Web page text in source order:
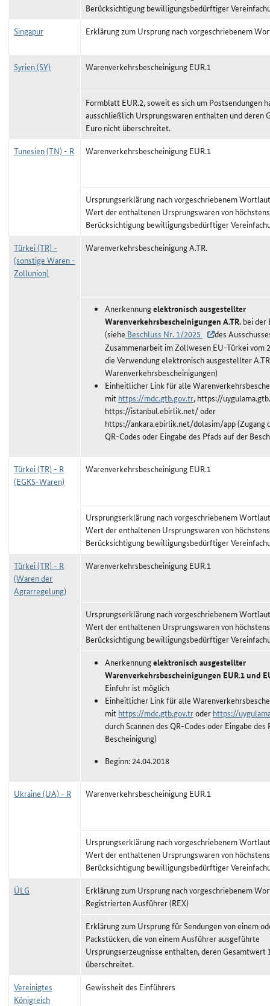
Berücksichtigung bewilligungsbedürftiger
Singapur
Erklärung zum Ursprung nach vorgeschriebenem
Syrien (SY) Warenverkehrsbescheinigung EUR.1
Formblatt EUR.2, soweit es sich um Postsendungen
ausschließlich Ursprungswaren enthalten und deren
Euro nicht überschreitet.
Tunesien (TN) - R
Warenverkehrsbescheinigung EUR.1
Ursprungserklärung nach vorgeschriebenem
Wert der enthaltenen Ursprungswaren von
Berücksichtigung bewilligungsbedürftiger
Türkei (TR) -
(sonstige Waren -
Zollunion)
Warenverkehrsbescheinigung A.TR.
Anerkennungelektronisch ausgestellter
Warenverkehrsbescheinigungen A.TR. bei der
(siehe Beschluss Nr. 1/2025
des
Zusammenarbeit im Zollwesen EU-Türkei vom
die Verwendung elektronisch ausgestellter
Warenverkehrsbescheinigungen)
Einheitlicher Link für alle
mit https://mdc.gtb.gov.tr, https://
https://istanbul.ebirlik.net/ oder
https://ankara.ebirlik.net/dolasim/app (Zugang
QR-Codes oder Eingabe des Pfads auf der
Türkei (TR) - R
(EGKS-Waren)
Warenverkehrsbescheinigung EUR.1
Ursprungserklärung nach vorgeschriebenem
Wert der enthaltenen Ursprungswaren von
Berücksichtigung bewilligungsbedürftiger
Türkei (TR) - R
(Waren der
Agrarregelung)
Warenverkehrsbescheinigung EUR.1
Ursprungserklärung nach vorgeschriebenem
Wert der enthaltenen Ursprungswaren von
Berücksichtigung bewilligungsbedürftiger
Anerkennungelektronisch ausgestellter
Warenverkehrsbescheinigungen EUR.1 und
Einfuhr ist möglich
Einheitlicher Link für alle
mit https://mdc.gtb.gov.troder https://
durch Scannen des QR-Codes oder Eingabe des
Bescheinigung)
Beginn: 24.04.2018
Ukraine (UA) - R Warenverkehrsbescheinigung EUR.1
Ursprungserklärung nach vorgeschriebenem
Wert der enthaltenen Ursprungswaren von
Berücksichtigung bewilligungsbedürftiger
ÜLG
Erklärung zum Ursprung nach vorgeschriebenem
Registrierten Ausführer (REX)
Erklärung zum Ursprung für Sendungen von einem
Packstücken, die von einem Ausführer ausgeführte
Ursprungserzeugnisse enthalten, deren Gesamtwert
überschreitet.
Vereinigtes
Königreich
Gewissheit des Einführers